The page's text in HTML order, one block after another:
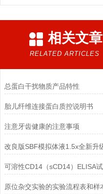
相关文章
RELATED ARTICLES
总蛋白干扰物质产品特性
胎儿纤维连接蛋白质控说明书
注意牙齿健康的注意事项